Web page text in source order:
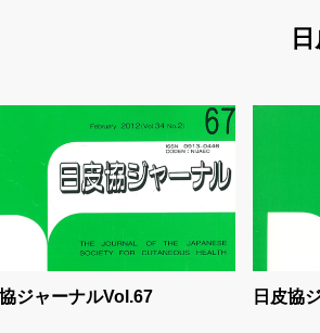
ジャーナルVol.67 日皮協